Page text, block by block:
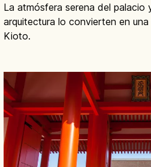
La atmósfera serena del palacio
arquitectura lo convierten en
Kioto.